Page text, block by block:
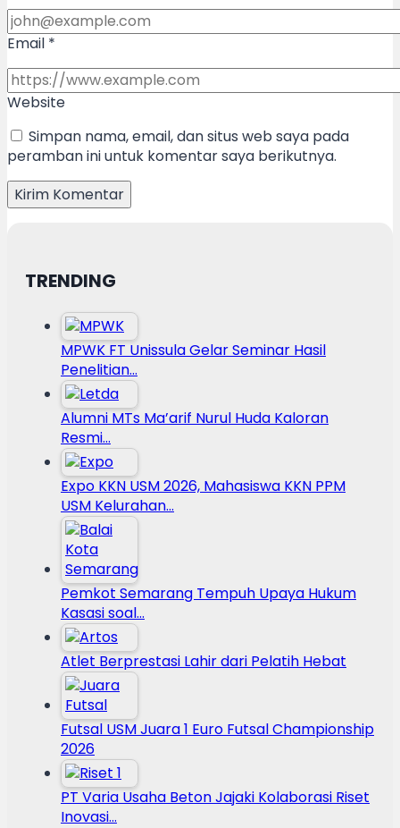
Email *
Website
Simpan nama, email, dan situs web saya pada
peramban ini untuk komentar saya berikutnya.
TRENDING
MPWK FT Unissula Gelar Seminar Hasil
Penelitian…
Alumni MTs Ma’arif Nurul Huda Kaloran
Resmi…
Expo KKN USM 2026, Mahasiswa KKN PPM
USM Kelurahan…
Pemkot Semarang Tempuh Upaya Hukum
Kasasi soal…
Atlet Berprestasi Lahir dari Pelatih Hebat
Futsal USM Juara 1 Euro Futsal Championship
2026
PT Varia Usaha Beton Jajaki Kolaborasi Riset
Inovasi…